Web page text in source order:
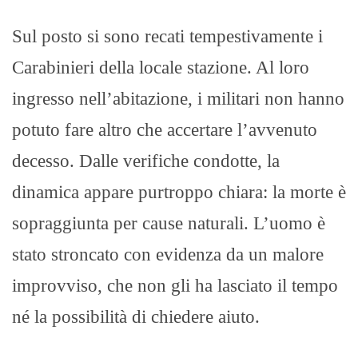
Sul posto si sono recati tempestivamente i
Carabinieri della locale stazione. Al loro
ingresso nell’abitazione, i militari non hanno
potuto fare altro che accertare l’avvenuto
decesso. Dalle verifiche condotte, la
dinamica appare purtroppo chiara: la morte è
sopraggiunta per cause naturali. L’uomo è
stato stroncato con evidenza da un malore
improvviso, che non gli ha lasciato il tempo
né la possibilità di chiedere aiuto.